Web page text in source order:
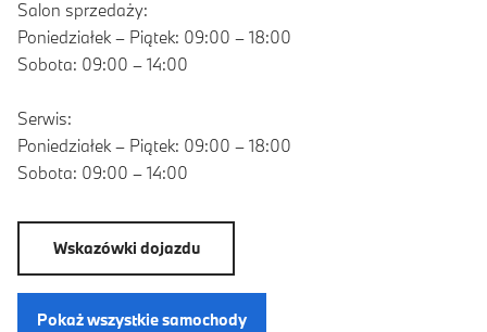
Salon sprzedaży:
Poniedziałek – Piątek: 09:00 – 18:00
Sobota: 09:00 – 14:00
Serwis:
Poniedziałek – Piątek: 09:00 – 18:00
Sobota: 09:00 – 14:00
Wskazówki dojazdu
Pokaż wszystkie samochody